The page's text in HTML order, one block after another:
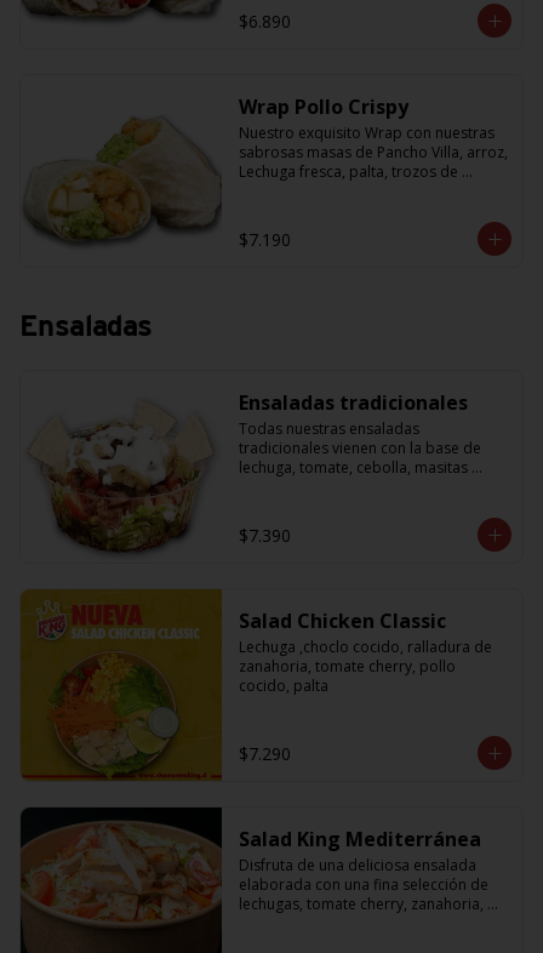
plancha acompañado de una salsa en
base a lactonesa
$6.890
Wrap Pollo Crispy
Nuestro exquisito Wrap con nuestras
sabrosas masas de Pancho Villa, arroz,
Lechuga fresca, palta, trozos de
$7.190
Ensaladas
Ensaladas tradicionales
Todas nuestras ensaladas
tradicionales vienen con la base de
lechuga, tomate, cebolla, masitas
proteína que más te guste.
$7.390
Salad Chicken Classic
Lechuga ,choclo cocido, ralladura de
zanahoria, tomate cherry, pollo
cocido, palta
$7.290
Salad King Mediterránea
Disfruta de una deliciosa ensalada
elaborada con una fina selección de
lechugas, tomate cherry, zanahoria,